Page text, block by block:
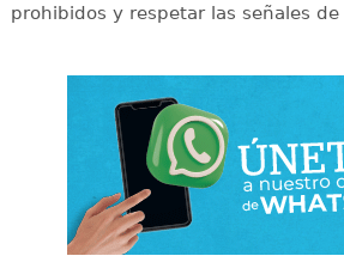
prohibidos y respetar las señales